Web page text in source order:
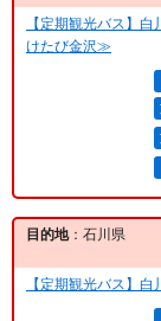
【定期観光バス】
けたび金沢≫
目的地：石川県
【定期観光バス】